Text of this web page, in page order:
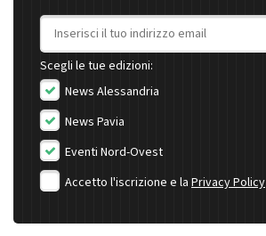
Indirizzo email
Scegli le tue edizioni:
News Alessandria
News Pavia
Eventi Nord-Ovest
Accetto l'iscrizione e la Privacy Policy